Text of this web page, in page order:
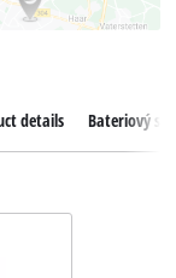
details Bateriový